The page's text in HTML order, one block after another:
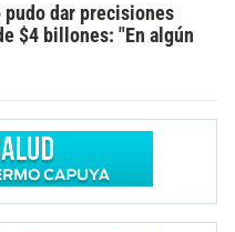
pudo dar precisiones
$4 billones: "En algún